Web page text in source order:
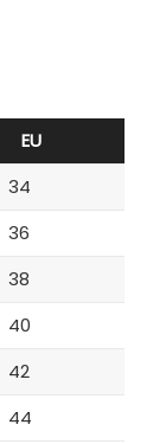
EU
34
36
38
40
42
44